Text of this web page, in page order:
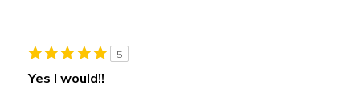
Legjobb használat
5
Yes I would!!